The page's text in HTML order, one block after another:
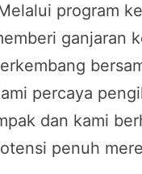
program
ganjaran
percaya
dan kami
penuh